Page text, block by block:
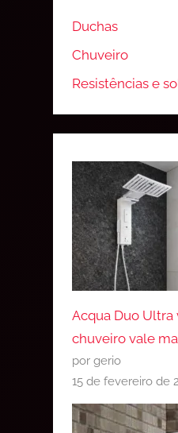
Duchas
Chuveiro
Resistências e
Acqua Duo Ultra
chuveiro vale
por gerio
15 de fevereiro de